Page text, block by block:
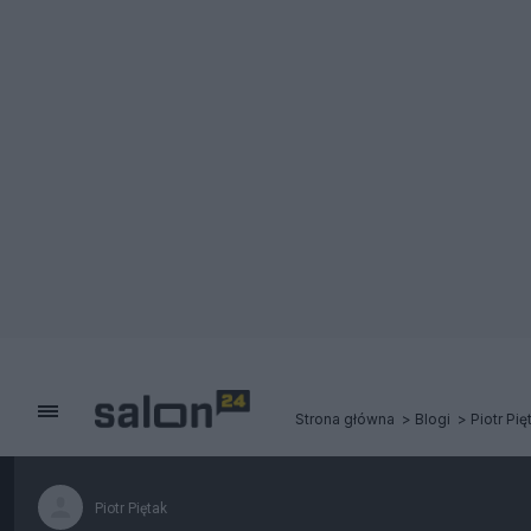
Strona główna Blogi Piotr
Piotr Piętak